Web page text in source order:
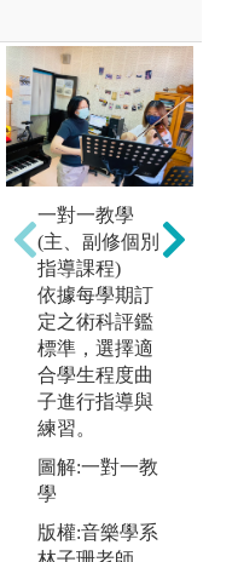
室內樂合奏、
鋼琴伴奏、總
譜視奏、中小
學教師歌唱基
本技巧等課
程、鋼琴合作
實務，採小組
教學。
圖解:室內樂合
奏演出
版權:版權：音
樂系系辦拍攝
一對一教學
(主、副修個別
指導課程)
依據每學期訂
定之術科評鑑
標準，選擇適
合學生程度曲
子進行指導與
練習。
圖解:一對一教
學
版權:音樂學系